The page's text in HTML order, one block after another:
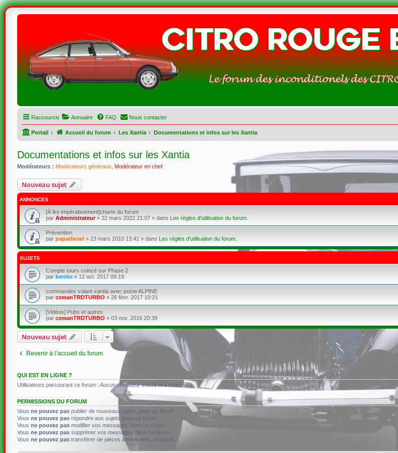
Raccourcis Annuaire FAQ Nous contacter
Portail Accueil du forum Les Xantia Documentations et infos sur les Xantia
Documentations et infos sur les Xantia
Modérateurs : Modérateurs généraux Modérateur en chef
Nouveau sujet
ANNONCES
[À lire impérativement]charte du forum
par Administrateur» 22 mars 2022 21:07» dans Les règles d'utilisation du forum.
Prévention
par papadiesel» 23 mars 2010 13:41 » dans Les règles d'utilisation du forum.
SUJETS
Compte tours coincé sur Phase 2
par benito» 12 oct. 2017 09:19
commandes volant xantia avec poste ALPINE
par cxmanTRDTURBO » 26 févr. 2017 19:21
[Vidéos] Pubs et autres
par cxmanTRDTURBO » 03 nov. 2016 20:39
Nouveau sujet
Revenir à l’accueil du forum
QUI EST EN LIGNE ?
Utilisateurs parcourant ce forum : Aucun utilisateur inscrit et 1 invité
PERMISSIONS DU FORUM
Vous ne pouvez paspublier de nouveaux sujets dans ce forum
Vous ne pouvez pasrépondre aux sujets dans ce forum
Vous ne pouvez pasmodifier vos messages dans ce forum
Vous ne pouvez passupprimer vos messages dans ce forum
Vous ne pouvez pastransférer de pièces jointes dans ce forum